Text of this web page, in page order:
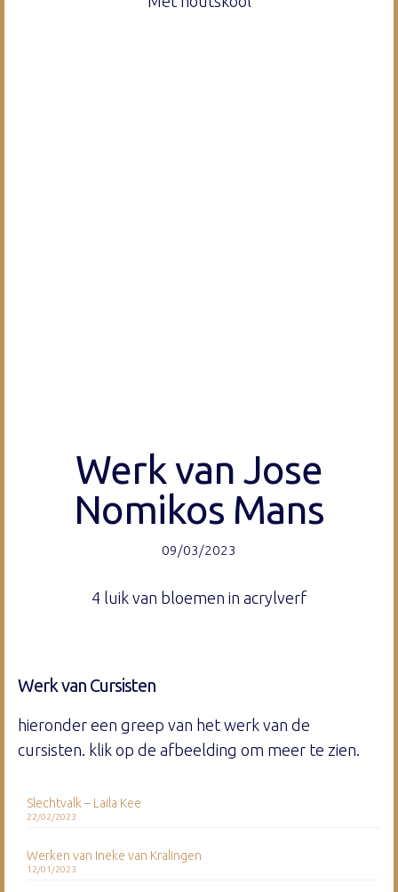
Werk van Jose
Nomikos Mans
09/03/2023
4 luik van bloemen in acrylverf
Werk van Cursisten
hieronder een greep van het werk van de
cursisten. klik op de afbeelding om meer te zien.
Slechtvalk – Laila Kee
22/02/2023
Werken van Ineke van Kralingen
12/01/2023